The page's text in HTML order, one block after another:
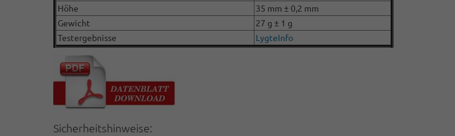
Höhe
35 mm ± 0,2 mm
Gewicht
27 g ± 1 g
Testergebnisse
LygteInfo
Sicherheitshinweise: